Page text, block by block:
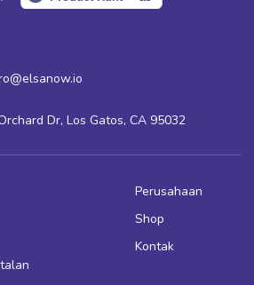
Dr, Los Gatos, CA 95032
Perusahaan
Shop
Kontak